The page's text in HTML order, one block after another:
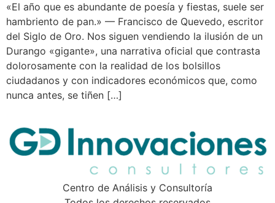
«El año que es abundante de poesía y fiestas, suele ser
hambriento de pan.» — Francisco de Quevedo, escritor
del Siglo de Oro. Nos siguen vendiendo la ilusión de un
Durango «gigante», una narrativa oficial que contrasta
dolorosamente con la realidad de los bolsillos
ciudadanos y con indicadores económicos que, como
nunca antes, se tiñen […]
Centro de Análisis y Consultoría